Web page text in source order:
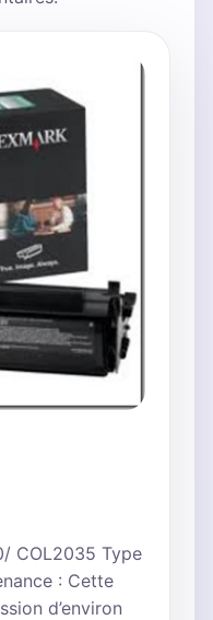
COL2035 Type
: Cette
d’environ